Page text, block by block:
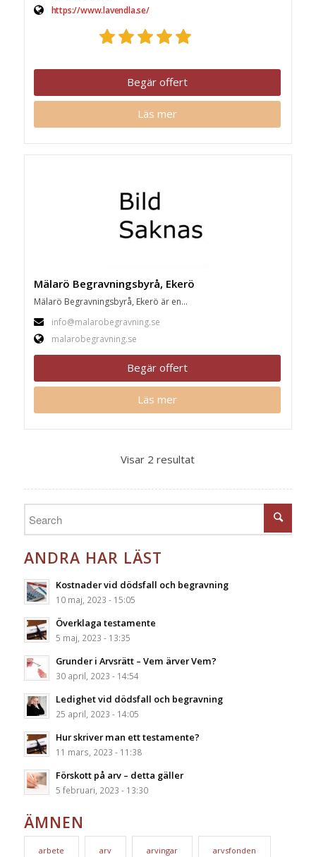
https://www.lavendla.se/
Begär offert
Läs mer
Mälarö Begravningsbyrå, Ekerö
Mälarö Begravningsbyrå, Ekerö är en...
info@malarobegravning.se
malarobegravning.se
Begär offert
Läs mer
Visar 2 resultat
ANDRA HAR LÄST
Kostnader vid dödsfall och begravning
10 maj, 2023 - 15:05
Överklaga testamente
5 maj, 2023 - 13:35
Grunder i Arvsrätt – Vem ärver Vem?
30 april, 2023 - 14:54
Ledighet vid dödsfall och begravning
25 april, 2023 - 14:05
Hur skriver man ett testamente?
11 mars, 2023 - 11:38
Förskott på arv – detta gäller
5 februari, 2023 - 13:30
ÄMNEN
arbete arv arvingar arvsfonden